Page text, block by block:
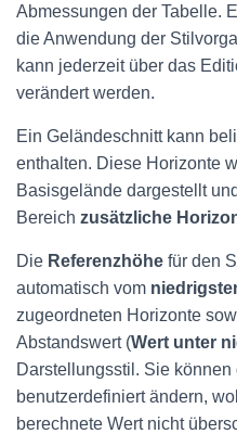
Abmessungen der Tabelle.
die Anwendung der
kann jederzeit über das
verändert werden.
Ein Geländeschnitt kann
enthalten. Diese Horizonte
Basisgelände dargestellt
Bereich zusätzliche
Die Referenzhöhe für den
automatisch vom
zugeordneten Horizonte
Abstandswert (Wert unter
Darstellungsstil. Sie
benutzerdefiniert ändern,
berechnete Wert nicht